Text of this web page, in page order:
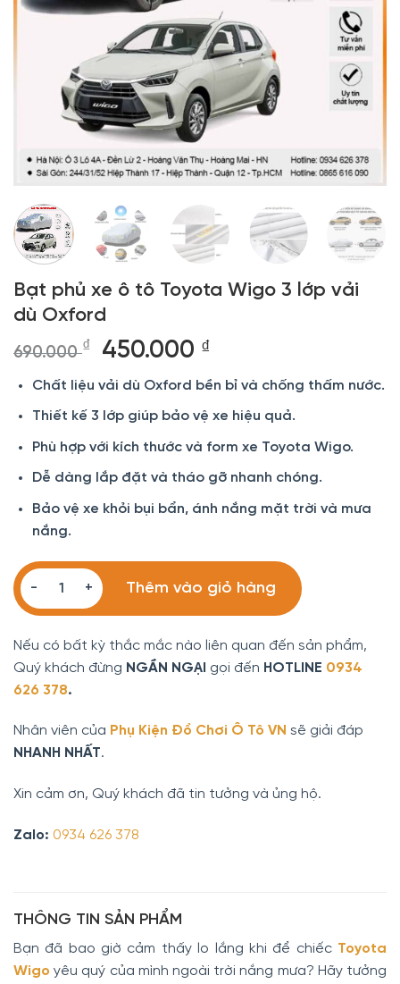
Bạt phủ xe ô tô Toyota Wigo 3 lớp vải
dù Oxford
690.000₫
Giá
là:
690.000 ₫.
450.000 ₫Giá
tại
là:
Chất liệu vải dù Oxford bền bỉ và chống thấm nước.
Thiết kế 3 lớp giúp bảo vệ xe hiệu quả.
Phù hợp với kích thước và form xe Toyota Wigo.
Dễ dàng lắp đặt và tháo gỡ nhanh chóng.
Bảo vệ xe khỏi bụi bẩn, ánh nắng mặt trời và mưa
nắng.
Bạt phủ xe ô tô Toyota Wigo 3 lớp vải dù Oxford số lượng
Thêm vào giỏ hàng
Nếu có bất kỳ thắc mắc nào liên quan đến sản phẩm,
Quý khách đừng NGẦN NGẠI gọi đến HOTLINE 0934
626 378.
Nhân viên của Phụ Kiện Đồ Chơi Ô Tô VN sẽ giải đáp
NHANH NHẤT.
Xin cảm ơn, Quý khách đã tin tưởng và ủng hộ.
Zalo: 0934 626 378
THÔNG TIN SẢN PHẨM
Bạn đã bao giờ cảm thấy lo lắng khi để chiếc Toyota
Wigo yêu quý của mình ngoài trời nắng mưa? Hãy tưởng